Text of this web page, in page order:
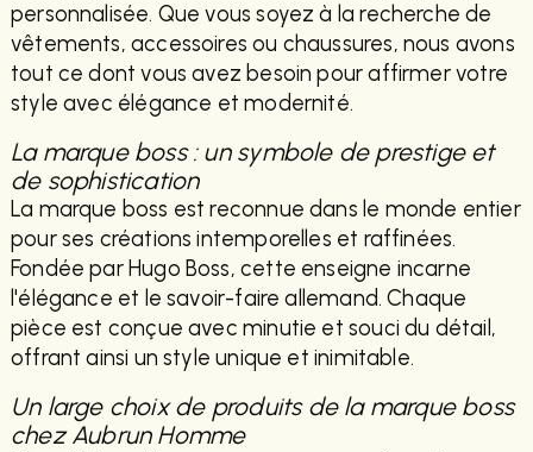
personnalisée. Que vous soyez à la recherche de
vêtements, accessoires ou chaussures, nous avons
tout ce dont vous avez besoin pour affirmer votre
style avec élégance et modernité.
La marque boss : un symbole de prestige et
de sophistication
La marque boss est reconnue dans le monde entier
pour ses créations intemporelles et raffinées.
Fondée par Hugo Boss, cette enseigne incarne
l'élégance et le savoir-faire allemand. Chaque
pièce est conçue avec minutie et souci du détail,
offrant ainsi un style unique et inimitable.
Un large choix de produits de la marque boss
chez Aubrun Homme